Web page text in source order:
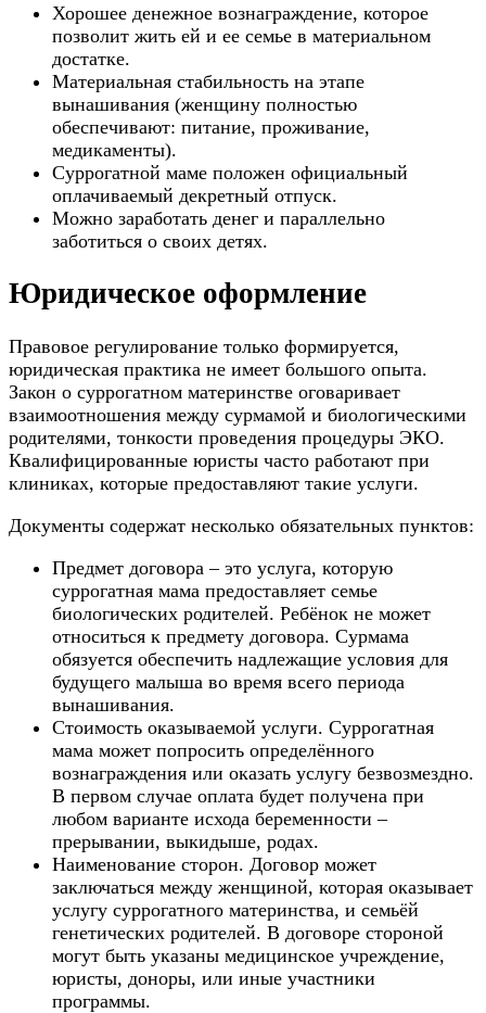
Хорошее денежное вознаграждение, которое
позволит жить ей и ее семье в материальном
достатке.
Материальная стабильность на этапе
вынашивания (женщину полностью
обеспечивают: питание, проживание,
медикаменты).
Суррогатной маме положен официальный
оплачиваемый декретный отпуск.
Можно заработать денег и параллельно
заботиться о своих детях.
Юридическое оформление
Правовое регулирование только формируется,
юридическая практика не имеет большого опыта.
Закон о суррогатном материнстве оговаривает
взаимоотношения между сурмамой и биологическими
родителями, тонкости проведения процедуры ЭКО.
Квалифицированные юристы часто работают при
клиниках, которые предоставляют такие услуги.
Документы содержат несколько обязательных пунктов:
Предмет договора – это услуга, которую
суррогатная мама предоставляет семье
биологических родителей. Ребёнок не может
относиться к предмету договора. Сурмама
обязуется обеспечить надлежащие условия для
будущего малыша во время всего периода
вынашивания.
Стоимость оказываемой услуги. Суррогатная
мама может попросить определённого
вознаграждения или оказать услугу безвозмездно.
В первом случае оплата будет получена при
любом варианте исхода беременности –
прерывании, выкидыше, родах.
Наименование сторон. Договор может
заключаться между женщиной, которая оказывает
услугу суррогатного материнства, и семьёй
генетических родителей. В договоре стороной
могут быть указаны медицинское учреждение,
юристы, доноры, или иные участники
программы.